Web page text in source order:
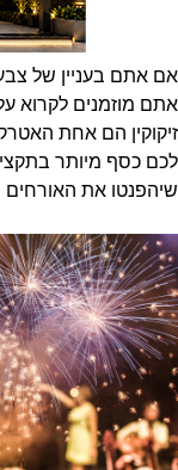
אם אתם בעניין של
אתם מוזמנים לקרוא
זיקוקין הם אחת
לכם כסף מיותר
שיהפנטו את